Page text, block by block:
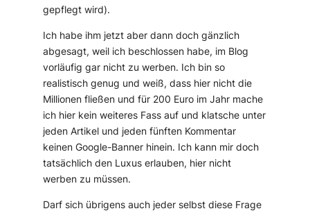
gepflegt wird).
Ich habe ihm jetzt aber dann doch gänzlich
abgesagt, weil ich beschlossen habe, im Blog
vorläufig gar nicht zu werben. Ich bin so
realistisch genug und weiß, dass hier nicht die
Millionen fließen und für 200 Euro im Jahr mache
ich hier kein weiteres Fass auf und klatsche unter
jeden Artikel und jeden fünften Kommentar
keinen Google-Banner hinein. Ich kann mir doch
tatsächlich den Luxus erlauben, hier nicht
werben zu müssen.
Darf sich übrigens auch jeder selbst diese Frage